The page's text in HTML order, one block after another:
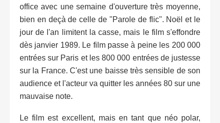
office avec une semaine d'ouverture très moyenne,
bien en deçà de celle de "Parole de flic". Noël et le
jour de l'an limitent la casse, mais le film s'effondre
dès janvier 1989. Le film passe à peine les 200 000
entrées sur Paris et les 800 000 entrées de justesse
sur la France. C'est une baisse très sensible de son
audience et l'acteur va quitter les années 80 sur une
mauvaise note.
Le film est excellent, mais en tant que néo polar,